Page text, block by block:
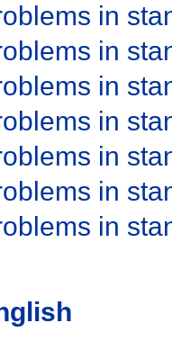
in
in
in
in
in
in
in